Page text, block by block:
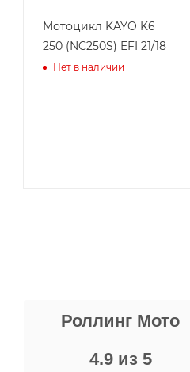
Мотоцикл KAYO K6
250 (NC250S) EFI 21/18
Нет в наличии
Роллинг Мото
4.9 из 5